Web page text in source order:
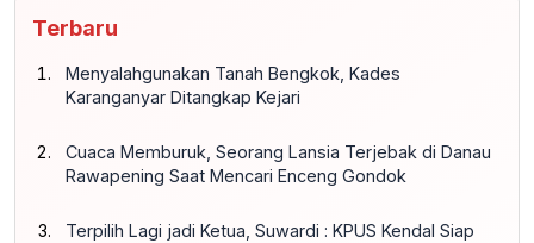
Terbaru
Menyalahgunakan Tanah Bengkok, Kades
Karanganyar Ditangkap Kejari
Cuaca Memburuk, Seorang Lansia Terjebak di Danau
Rawapening Saat Mencari Enceng Gondok
Terpilih Lagi jadi Ketua, Suwardi : KPUS Kendal Siap